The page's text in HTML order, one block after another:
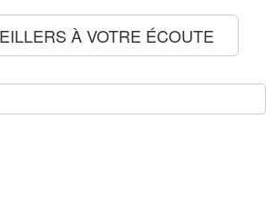
À VOTRE ÉCOUTE